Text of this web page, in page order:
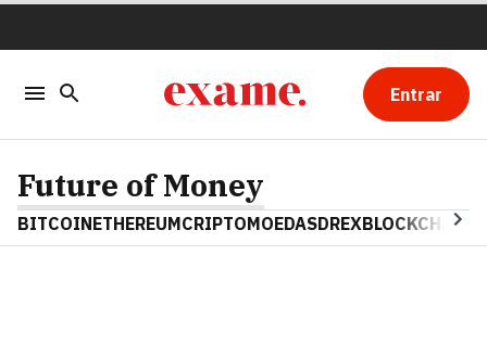
Entrar
Future of Money
BITCOINETHEREUMCRIPTOMOEDASDREXBLOCKCHAIN